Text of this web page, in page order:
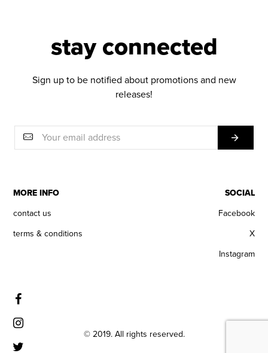
stay connected
Sign up to be notified about promotions and new
releases!
MORE INFO
contact us
terms & conditions
SOCIAL
Facebook
X
Instagram
© 2019. All rights reserved.